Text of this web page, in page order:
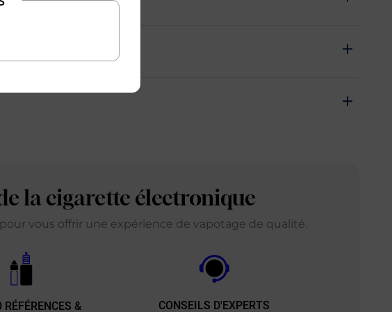
la cigarette électronique
vous offrir une expérience de vapotage de qualité.
&
CONSEILS D'EXPERTS